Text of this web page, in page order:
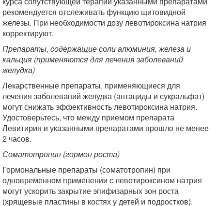
рекомендуется отслеживать функцию щитовидной
железы. При необходимости дозу левотироксина натрия
корректируют.
Препараты, содержащие соли алюминия, железа и
кальция (применяются для лечения заболеваний
желудка)
Лекарственные препараты, применяющиеся для
лечения заболеваний желудка (антациды и сукральфат)
могут снижать эффективность левотироксина натрия.
Удостоверьтесь, что между приемом препарата
Левитирин и указанными препаратами прошло не менее
2 часов.
Соматотропин (гормон роста)
Гормональные препараты (соматотропин) при
одновременном применении с левотироксином натрия
могут ускорить закрытие эпифизарных зон роста
(хрящевые пластины в костях у детей и подростков).